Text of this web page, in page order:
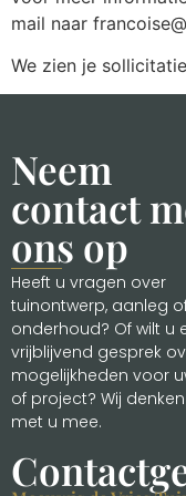
mail naar
We zien je
Neem
contact
ons op
Heeft u vragen over
tuinontwerp, aanleg
onderhoud? Of wilt u
vrijblijvend gesprek
mogelijkheden voor
of project? Wij
met u mee.